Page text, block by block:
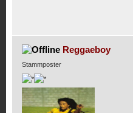
Reggaeboy
Stammposter